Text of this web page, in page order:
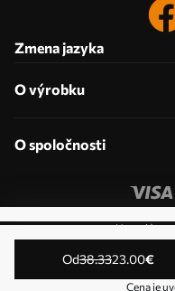
od38.3323.00€
Cena je
Zmena jazyka
O výrobku
O spoločnosti
Upraviť
© 2011-2026 Uwalls .
KLW Sp. z